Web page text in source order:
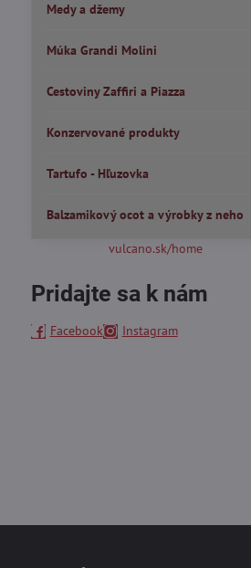
Medy a džemy
Múka Grandi Molini
Cestoviny Zaffiri a Piazza
Konzervované produkty
Tartufo - Hľuzovka
Balzamikový ocot a výrobky z neho
vulcano.sk/home
Pridajte sa k nám
Facebook Instagram